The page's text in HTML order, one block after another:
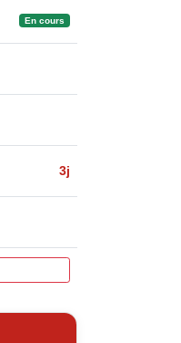
En cours
3j